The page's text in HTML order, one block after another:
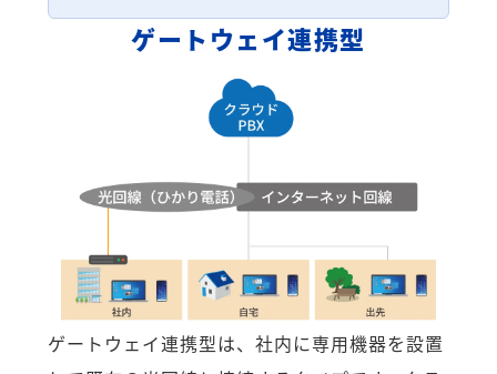
ゲートウェイ連携型
ゲートウェイ連携型は、社内に専用機器を設置